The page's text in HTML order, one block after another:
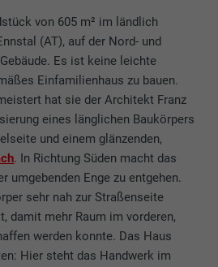
von 605 m² im ländlich
(AT), auf der Nord- und
Es ist keine leichte
Einfamilienhaus zu bauen.
hat sie der Architekt Franz
eines länglichen Baukörpers
und einem glänzenden,
. In Richtung Süden macht das
umgebenden Enge zu entgehen.
sehr nah zur Straßenseite
damit mehr Raum im vorderen,
werden konnte. Das Haus
Hier steht das Handwerk im